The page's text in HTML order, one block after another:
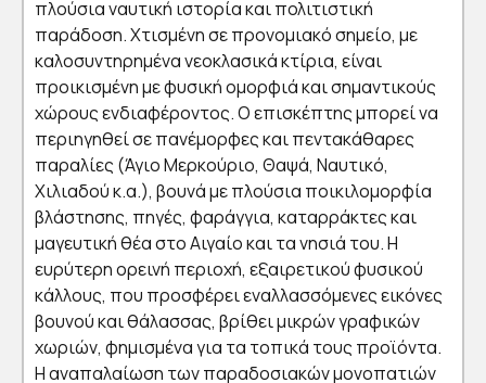
πλούσια ναυτική ιστορία και πολιτιστική
παράδοση. Χτισμένη σε προνομιακό σημείο, με
καλοσυντηρημένα νεοκλασικά κτίρια, είναι
προικισμένη με φυσική ομορφιά και σημαντικούς
χώρους ενδιαφέροντος. Ο επισκέπτης μπορεί να
περιηγηθεί σε πανέμορφες και πεντακάθαρες
παραλίες (Άγιο Μερκούριο, Θαψά, Ναυτικό,
Χιλιαδού κ.α.), βουνά με πλούσια ποικιλομορφία
βλάστησης, πηγές, φαράγγια, καταρράκτες και
μαγευτική θέα στο Αιγαίο και τα νησιά του. Η
ευρύτερη ορεινή περιοχή, εξαιρετικού φυσικού
κάλλους, που προσφέρει εναλλασσόμενες εικόνες
βουνού και θάλασσας, βρίθει μικρών γραφικών
χωριών, φημισμένα για τα τοπικά τους προϊόντα.
Η αναπαλαίωση των παραδοσιακών μονοπατιών